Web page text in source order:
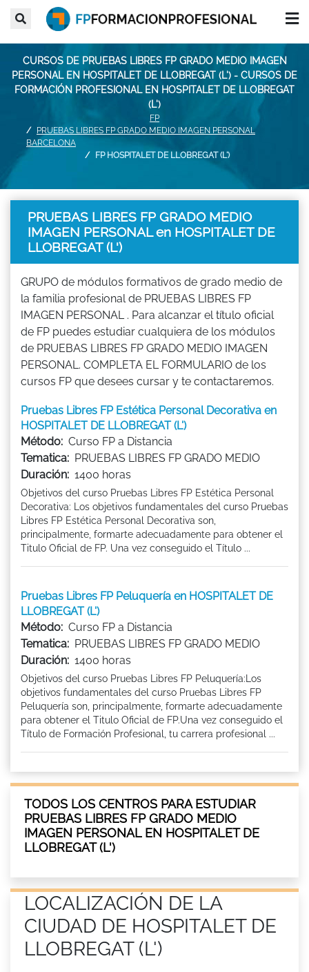
CURSOS DE PRUEBAS LIBRES FP GRADO MEDIO IMAGEN
PERSONAL EN HOSPITALET DE LLOBREGAT (L') - CURSOS DE
FORMACIÓN PROFESIONAL EN HOSPITALET DE LLOBREGAT
(L')
FP
PRUEBAS LIBRES FP GRADO MEDIO IMAGEN PERSONAL
BARCELONA
FP HOSPITALET DE LLOBREGAT (L')
PRUEBAS LIBRES FP GRADO MEDIO
IMAGEN PERSONAL en HOSPITALET DE
LLOBREGAT (L')
GRUPO de módulos formativos de grado medio de
la familia profesional de PRUEBAS LIBRES FP
IMAGEN PERSONAL . Para alcanzar el título oficial
de FP puedes estudiar cualquiera de los módulos
de PRUEBAS LIBRES FP GRADO MEDIO IMAGEN
PERSONAL. COMPLETA EL FORMULARIO de los
cursos FP que desees cursar y te contactaremos.
Pruebas Libres FP Estética Personal Decorativa en
HOSPITALET DE LLOBREGAT (L')
Método: Curso FP a Distancia
Tematica: PRUEBAS LIBRES FP GRADO MEDIO
Duración: 1400 horas
Objetivos del curso Pruebas Libres FP Estética Personal
Decorativa: Los objetivos fundamentales del curso Pruebas
Libres FP Estética Personal Decorativa son,
principalmente, formarte adecuadamente para obtener el
Titulo Oficial de FP. Una vez conseguido el Título ...
Pruebas Libres FP Peluquería en HOSPITALET DE
LLOBREGAT (L')
Método: Curso FP a Distancia
Tematica: PRUEBAS LIBRES FP GRADO MEDIO
Duración: 1400 horas
Objetivos del curso Pruebas Libres FP Peluquería:Los
objetivos fundamentales del curso Pruebas Libres FP
Peluquería son, principalmente, formarte adecuadamente
para obtener el Titulo Oficial de FP.Una vez conseguido el
Título de Formación Profesional, tu carrera profesional ...
TODOS LOS CENTROS PARA ESTUDIAR
PRUEBAS LIBRES FP GRADO MEDIO
IMAGEN PERSONAL EN HOSPITALET DE
LLOBREGAT (L')
LOCALIZACIÓN DE LA
CIUDAD DE HOSPITALET DE
LLOBREGAT (L')